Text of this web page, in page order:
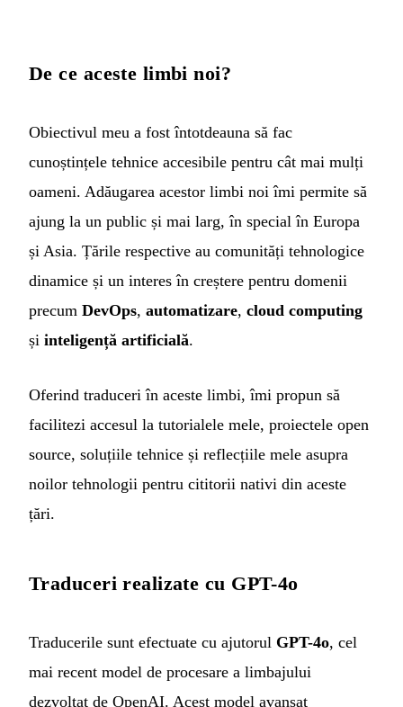
De ce aceste limbi noi?
Obiectivul meu a fost întotdeauna să fac
cunoștințele tehnice accesibile pentru cât mai mulți
oameni. Adăugarea acestor limbi noi îmi permite să
ajung la un public și mai larg, în special în Europa
și Asia. Țările respective au comunități tehnologice
dinamice și un interes în creștere pentru domenii
precum DevOps, automatizare, cloud computing
și inteligență artificială.
Oferind traduceri în aceste limbi, îmi propun să
facilitezi accesul la tutorialele mele, proiectele open
source, soluțiile tehnice și reflecțiile mele asupra
noilor tehnologii pentru cititorii nativi din aceste
țări.
Traduceri realizate cu GPT-4o
Traducerile sunt efectuate cu ajutorul GPT-4o, cel
mai recent model de procesare a limbajului
dezvoltat de OpenAI. Acest model avansat